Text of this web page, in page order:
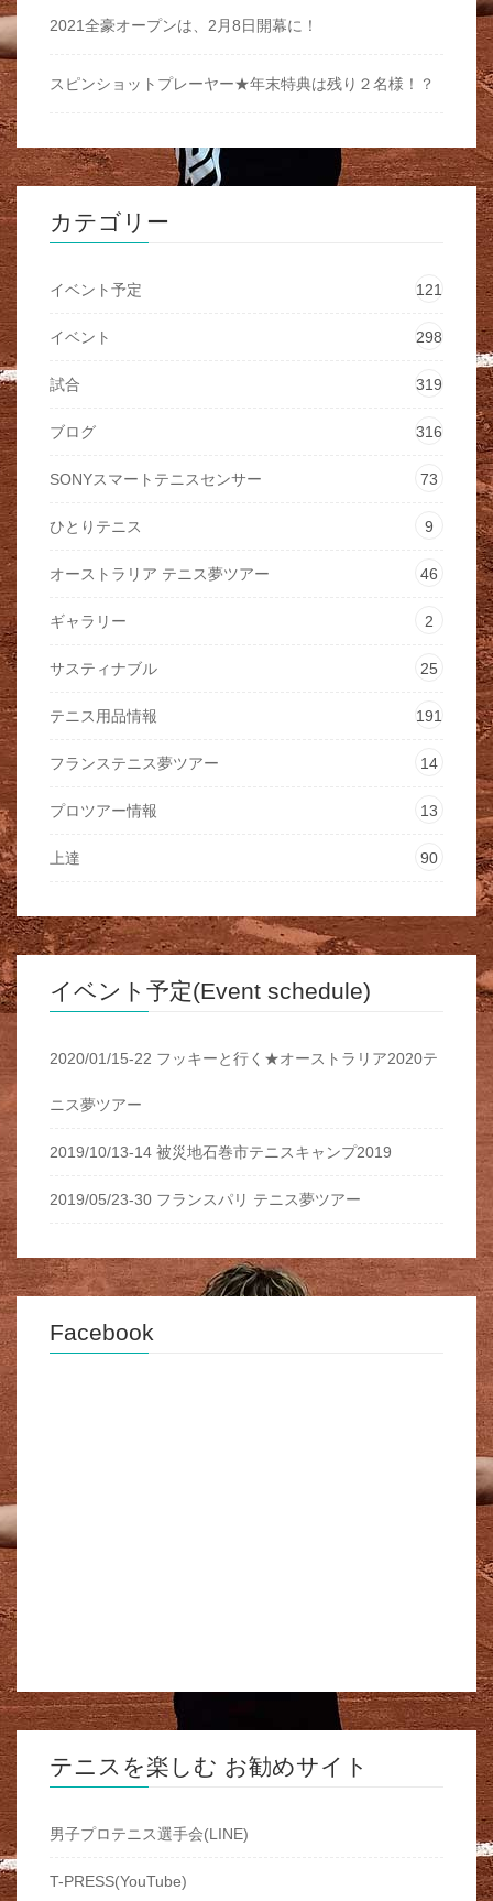
2021全豪オープンは、2月8日開幕に！
スピンショットプレーヤー★年末特典は残り２名様！？
カテゴリー
イベント予定 121
イベント 298
試合 319
ブログ 316
SONYスマートテニスセンサー 73
ひとりテニス 9
オーストラリア テニス夢ツアー 46
ギャラリー 2
サスティナブル 25
テニス用品情報 191
フランステニス夢ツアー 14
プロツアー情報 13
上達 90
イベント予定(Event schedule)
2020/01/15-22 フッキーと行く★オーストラリア2020テ
ニス夢ツアー
2019/10/13-14 被災地石巻市テニスキャンプ2019
2019/05/23-30 フランスパリ テニス夢ツアー
Facebook
テニスを楽しむ お勧めサイト
男子プロテニス選手会(LINE)
T-PRESS(YouTube)